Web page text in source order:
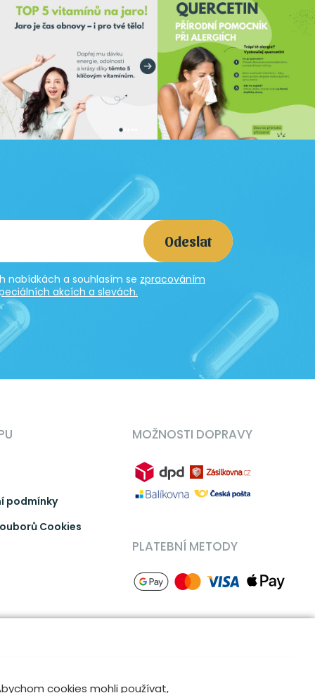
Odeslat
nabídkách a souhlasím se zpracováním
akcích a slevách.
podmínky
Cookies
MOŽNOSTI DOPRAVY
PLATEBNÍ METODY
cookies mohli používat,